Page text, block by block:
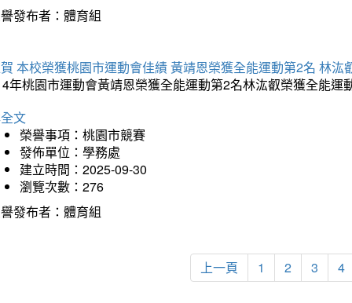
發布者：體育組
本校榮獲桃園市運動會佳績 黃靖恩榮獲全能運動第2名 林汯
年桃園市運動會黃靖恩榮獲全能運動第2名林汯叡榮獲全能運
文
榮譽事項：桃園市競賽
發佈單位：學務處
建立時間：2025-09-30
瀏覽次數：276
發布者：體育組
上一頁 1 2 3 4